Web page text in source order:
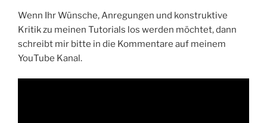
Wenn Ihr Wünsche, Anregungen und konstruktive
Kritik zu meinen Tutorials los werden möchtet, dann
schreibt mir bitte in die Kommentare auf meinem
YouTube Kanal.